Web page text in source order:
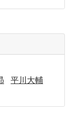
平川大輔